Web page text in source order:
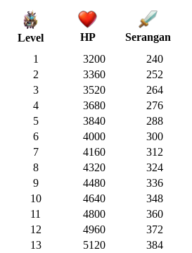
Level HP Serangan
1
3200 240
2
3360 252
3
3520 264
4
3680 276
5
3840 288
6
4000 300
7
4160 312
8
4320 324
9
4480 336
10
4640 348
11
4800 360
12
4960 372
13
5120 384